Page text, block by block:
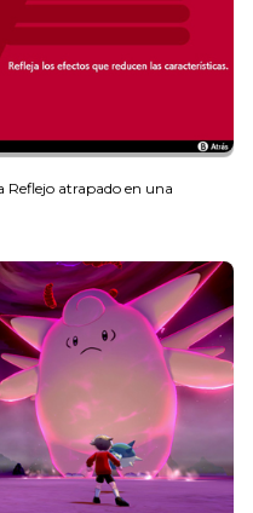
atrapado en una